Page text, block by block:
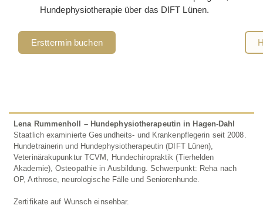
Hundephysiotherapie über das DIFT Lünen.
Ersttermin buchen
Lena Rummenholl – Hundephysiotherapeutin in Hagen-Dahl
Staatlich examinierte Gesundheits- und Krankenpflegerin seit 2008.
Hundetrainerin und Hundephysiotherapeutin (DIFT Lünen),
Veterinärakupunktur TCVM, Hundechiropraktik (Tierhelden
Akademie), Osteopathie in Ausbildung. Schwerpunkt: Reha nach
OP, Arthrose, neurologische Fälle und Seniorenhunde.
Zertifikate auf Wunsch einsehbar.